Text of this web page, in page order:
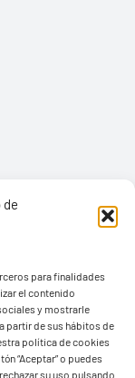
de
para finalidades
el contenido
y mostrarle
partir de sus hábitos de
política de cookies
“Aceptar” o puedes
su uso pulsando